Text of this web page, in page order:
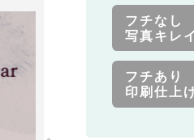
フチなし
写真キレ
フチあり
印刷仕上